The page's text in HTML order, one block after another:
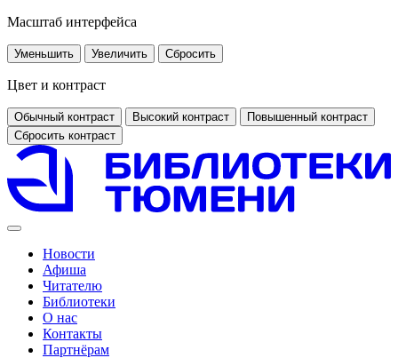
Масштаб интерфейса
Уменьшить Увеличить Сбросить
Цвет и контраст
Обычный контраст Высокий контраст
Повышенный контраст
Сбросить контраст
Новости
Афиша
Читателю
Библиотеки
О нас
Контакты
Партнёрам